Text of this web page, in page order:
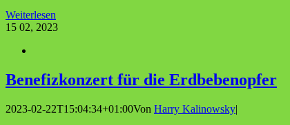
Weiterlesen
15 02, 2023
Bene­fiz­kon­zert für die Erdbebenopfer
2023-02-22T15:04:34+01:00Von Harry Kalinowsky|